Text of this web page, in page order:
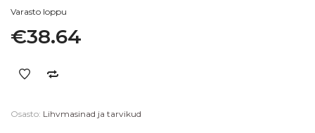
Varasto loppu
€38.64
Osasto: Lihvmasinad ja tarvikud